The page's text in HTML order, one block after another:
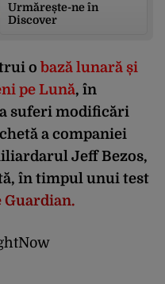
Urmărește-ne în
Discover
o bază lunară și
pe Lună, în
suferi modificări
a companiei
Jeff Bezos,
în timpul unui test
Guardian.